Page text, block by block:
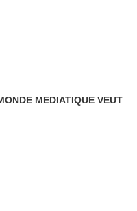
MEDIATIQUE VEUT